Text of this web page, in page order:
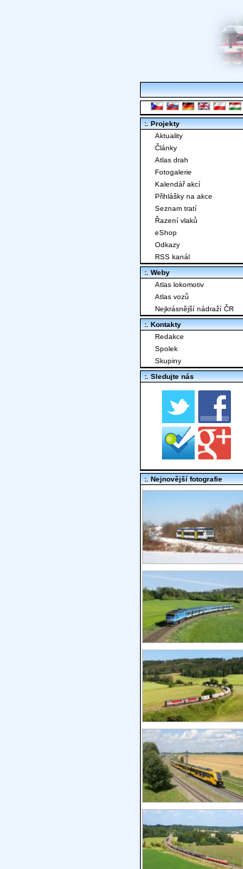
:. Projekty
Aktuality
Články
Atlas drah
Fotogalerie
Kalendář akcí
Přihlášky na akce
Seznam tratí
Řazení vlaků
eShop
Odkazy
RSS kanál
:. Weby
Atlas lokomotiv
Atlas vozů
Nejkrásnější nádraží ČR
:. Kontakty
Redakce
Spolek
Skupiny
:. Sledujte nás
:. Nejnovější fotografie